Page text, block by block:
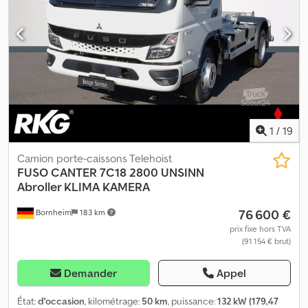
chauffants, radio, sièges chauffants, pare-brise chauffant, volant
chauffant, 3 places, boîte automatique, climatisation, pare-soleil,
caméra de recul Dsdpfx Afeztibueajck * Carrosserie SCATTALONI
* Dimensions des pneus : 205/75R17,5 ----Notre adresse
électronique : Notre service pour vous : - Obtention de plaques
d’immatriculation temporaires ou de plaques douanières -
Transport / livraison dans toute l’UE - Dédouanement des
véhicules à destination de pays tiers WhatsApp pour l’anglais,
l’allemand, le russe et d’autres langues :
1 / 19
Bornheim 183 km
Camion porte-caissons Telehoist
FUSOCANTER 7C18 2800 UNSINN
Abroller KLIMA KAMERA
76 600 €
prix fixe hors TVA
(91 154 € brut)
Demander Appel
État:d'occasion, kilométrage: 50 km, puissance:132 kW (179,47